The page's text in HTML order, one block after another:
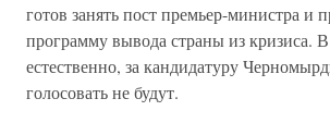
готов занять пост премьер-министра и
программу вывода страны из кризиса. В
естественно, за кандидатуру
голосовать не будут.